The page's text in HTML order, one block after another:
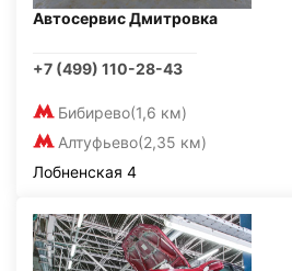
Автосервис Дмитровка
+7 (499) 110-28-43
Бибирево(1,6 км)
Алтуфьево(2,35 км)
Лобненская 4